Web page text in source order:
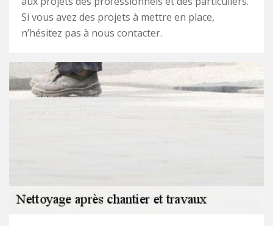
Si vous avez des projets à mettre en place,
n’hésitez pas à nous contacter.